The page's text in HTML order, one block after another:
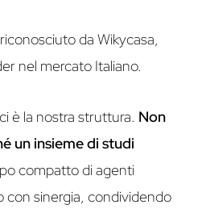
da Wikycasa,
nel mercato Italiano.
è la nostra struttura. Non
un insieme di studi
compatto di agenti
con sinergia, condividendo